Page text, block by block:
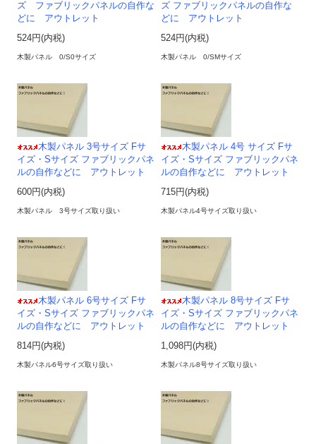
ズ ファブリックパネルの自作な
どに アウトレット
524円(内税)
木製パネル 0/S0サイズ
ズ ファブリックパネルの自作な
どに アウトレット
524円(内税)
木製パネル 0/SMサイズ
木製パネル 3号サイズ Fサ
イズ・Sサイズ ファブリックパネ
ルの自作などに アウトレット
600円(内税)
木製パネル 3号サイズ取り扱い
木製パネル 4号 サイズ Fサ
イズ・Sサイズ ファブリックパネ
ルの自作などに アウトレット
715円(内税)
木製パネル4号サイズ取り扱い
木製パネル 6号サイズ Fサ
イズ・Sサイズ ファブリックパネ
ルの自作などに アウトレット
814円(内税)
木製パネル6号サイズ取り扱い
木製パネル 8号サイズ Fサ
イズ・Sサイズ ファブリックパネ
ルの自作などに アウトレット
1,098円(内税)
木製パネル8号サイズ取り扱い